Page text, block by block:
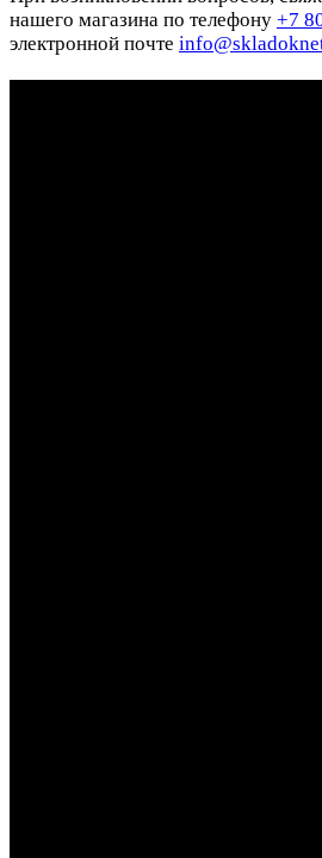
нашего магазина по телефону +7
электронной почте